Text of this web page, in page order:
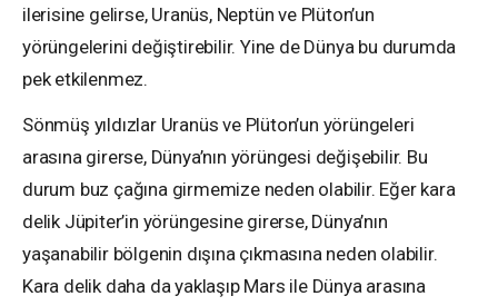
ilerisine gelirse, Uranüs, Neptün ve Plüton’un
yörüngelerini değiştirebilir. Yine de Dünya bu durumda
pek etkilenmez.
Sönmüş yıldızlar Uranüs ve Plüton’un yörüngeleri
arasına girerse, Dünya’nın yörüngesi değişebilir. Bu
durum buz çağına girmemize neden olabilir. Eğer kara
delik Jüpiter’in yörüngesine girerse, Dünya’nın
yaşanabilir bölgenin dışına çıkmasına neden olabilir.
Kara delik daha da yaklaşıp Mars ile Dünya arasına